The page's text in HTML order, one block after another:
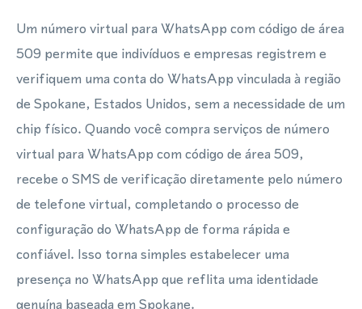
Um número virtual para WhatsApp com código de área
509 permite que indivíduos e empresas registrem e
verifiquem uma conta do WhatsApp vinculada à região
de Spokane, Estados Unidos, sem a necessidade de um
chip físico. Quando você compra serviços de número
virtual para WhatsApp com código de área 509,
recebe o SMS de verificação diretamente pelo número
de telefone virtual, completando o processo de
configuração do WhatsApp de forma rápida e
confiável. Isso torna simples estabelecer uma
presença no WhatsApp que reflita uma identidade
genuína baseada em Spokane.